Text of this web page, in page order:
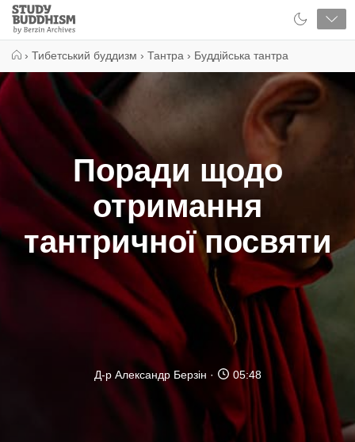
Close
Study
Buddhism
› Тибетський буддизм › Тантра › Буддійська тантра
Поради щодо
отримання
тантричної посвяти
Д-р Александр Берзін 05:48